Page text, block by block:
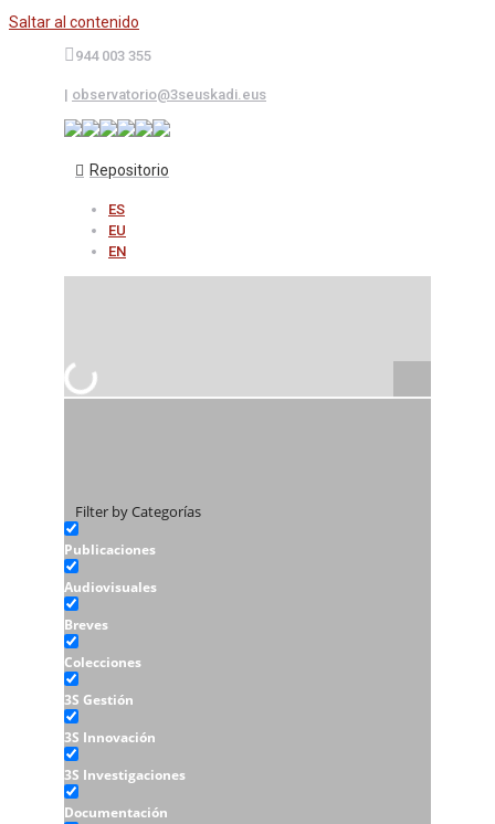
Saltar al contenido
944 003 355
| observatorio@3seuskadi.eus
Repositorio
ES
EU
EN
Filter by Categorías
Publicaciones
Audiovisuales
Breves
Colecciones
3S Gestión
3S Innovación
3S Investigaciones
Documentación